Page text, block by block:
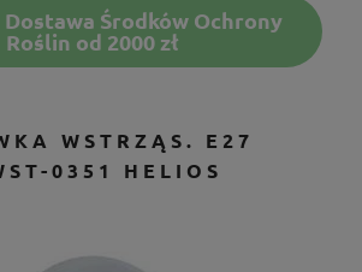
Środków Ochrony
Roślin od 2000 zł
WSTRZĄS. E27
0351 HELIOS